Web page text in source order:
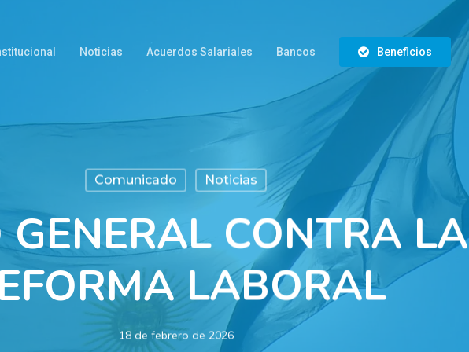
Noticias Acuerdos Salariales Bancos Beneficios
Comunicado Noticias
GENERAL CONTRA LA
LABORAL
18 de febrero de 2026